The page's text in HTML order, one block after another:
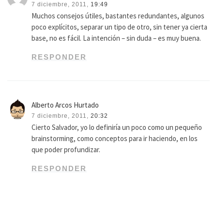
7 diciembre, 2011, 19:49
Muchos consejos útiles, bastantes redundantes, algunos
poco explícitos, separar un tipo de otro, sin tener ya cierta
base, no es fácil. La intención – sin duda – es muy buena.
RESPONDER
Alberto Arcos Hurtado
7 diciembre, 2011, 20:32
Cierto Salvador, yo lo definiría un poco como un pequeño
brainstorming, como conceptos para ir haciendo, en los
que poder profundizar.
RESPONDER